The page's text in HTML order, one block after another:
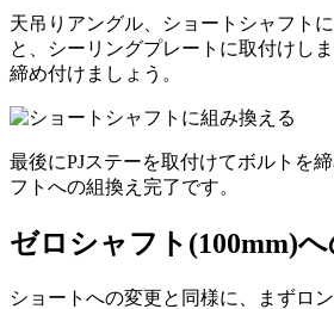
天吊りアングル、ショートシャフト
と、シーリングプレートに取付けし
締め付けましょう。
最後にPJステーを取付けてボルトを
フトへの組換え完了です。
ゼロシャフト(100mm)
ショートへの変更と同様に、まずロ